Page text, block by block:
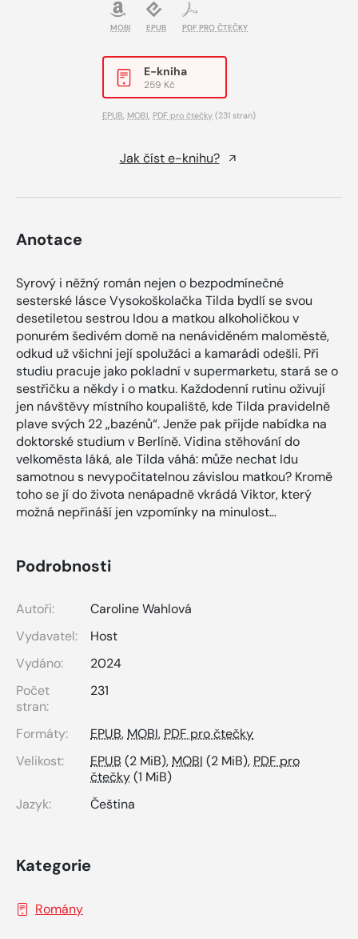
MOBI EPUB PDF PRO ČTEČKY
E-kniha
259 Kč
EPUB, MOBI, PDF pro čtečky (231 stran)
Jak číst e-knihu?
Anotace
Syrový i něžný román nejen o bezpodmínečné
sesterské lásce Vysokoškolačka Tilda bydlí se svou
desetiletou sestrou Idou a matkou alkoholičkou v
ponurém šedivém domě na nenáviděném maloměstě,
odkud už všichni její spolužáci a kamarádi odešli. Při
studiu pracuje jako pokladní v supermarketu, stará se o
sestřičku a někdy i o matku. Každodenní rutinu oživují
jen návštěvy místního koupaliště, kde Tilda pravidelně
plave svých 22 „bazénů“. Jenže pak přijde nabídka na
doktorské studium v Berlíně. Vidina stěhování do
velkoměsta láká, ale Tilda váhá: může nechat Idu
samotnou s nevypočitatelnou závislou matkou? Kromě
toho se jí do života nenápadně vkrádá Viktor, který
možná nepřináší jen vzpomínky na minulost…
Podrobnosti
Autoři:
Caroline Wahlová
Vydavatel:
Host
Vydáno:
2024
Počet
stran:
231
Formáty: EPUB,MOBI,PDF pro čtečky
Velikost:
EPUB (2 MiB),MOBI (2 MiB),PDF pro
čtečky(1 MiB)
Jazyk:
Čeština
Kategorie
Romány